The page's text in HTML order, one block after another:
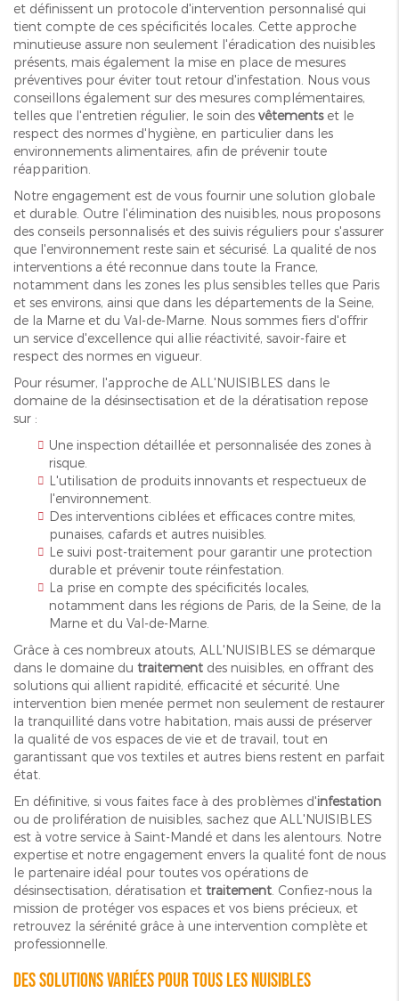
et définissent un protocole d'intervention personnalisé qui
tient compte de ces spécificités locales. Cette approche
minutieuse assure non seulement l'éradication des nuisibles
présents, mais également la mise en place de mesures
préventives pour éviter tout retour d'infestation. Nous vous
conseillons également sur des mesures complémentaires,
telles que l'entretien régulier, le soin des vêtementset le
respect des normes d'hygiène, en particulier dans les
environnements alimentaires, afin de prévenir toute
réapparition.
Notre engagement est de vous fournir une solution globale
et durable. Outre l'élimination des nuisibles, nous proposons
des conseils personnalisés et des suivis réguliers pour s'assurer
que l'environnement reste sain et sécurisé. La qualité de nos
interventions a été reconnue dans toute la France,
notamment dans les zones les plus sensibles telles que Paris
et ses environs, ainsi que dans les départements de la Seine,
de la Marne et du Val-de-Marne. Nous sommes fiers d'offrir
un service d'excellence qui allie réactivité, savoir-faire et
respect des normes en vigueur.
Pour résumer, l'approche de ALL'NUISIBLES dans le
domaine de la désinsectisation et de la dératisation repose
sur :
Une inspection détaillée et personnalisée des zones à
risque.
L'utilisation de produits innovants et respectueux de
l'environnement.
Des interventions ciblées et efficaces contre mites,
punaises, cafards et autres nuisibles.
Le suivi post-traitement pour garantir une protection
durable et prévenir toute réinfestation.
La prise en compte des spécificités locales,
notamment dans les régions de Paris, de la Seine, de la
Marne et du Val-de-Marne.
Grâce à ces nombreux atouts, ALL'NUISIBLES se démarque
dans le domaine du traitement des nuisibles, en offrant des
solutions qui allient rapidité, efficacité et sécurité. Une
intervention bien menée permet non seulement de restaurer
la tranquillité dans votre habitation, mais aussi de préserver
la qualité de vos espaces de vie et de travail, tout en
garantissant que vos textiles et autres biens restent en parfait
état.
En définitive, si vous faites face à des problèmes d'infestation
ou de prolifération de nuisibles, sachez que ALL'NUISIBLES
est à votre service à Saint-Mandé et dans les alentours. Notre
expertise et notre engagement envers la qualité font de nous
le partenaire idéal pour toutes vos opérations de
désinsectisation, dératisation et traitement . Confiez-nous la
mission de protéger vos espaces et vos biens précieux, et
retrouvez la sérénité grâce à une intervention complète et
professionnelle.
Des solutions variées pour tous les nuisibles